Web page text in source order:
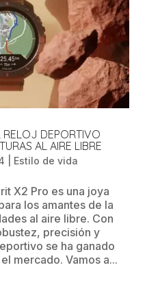
RELOJ DEPORTIVO
AL AIRE LIBRE
Estilo de vida
X2 Pro es una joya
los amantes de la
al aire libre. Con
precisión y
se ha ganado
mercado. Vamos a...